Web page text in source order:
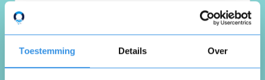
Toestemming Details Over
21 januari 2026